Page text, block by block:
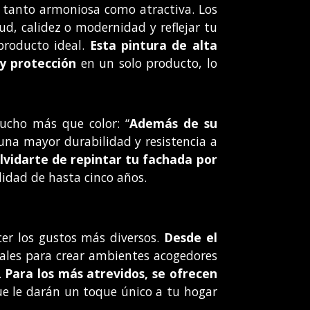
armoniosa como atractiva. Los
calidez o modernidad y reflejar tu
ideal. Esta pintura de alta
protección en un solo producto, lo
más que color: “Además de su
mayor durabilidad y resistencia a
de repintar tu fachada por
de hasta cinco años.
los gustos más diversos. Desde el
para crear ambientes acogedores
Para los más atrevidos, se ofrecen
le darán un toque único a tu hogar